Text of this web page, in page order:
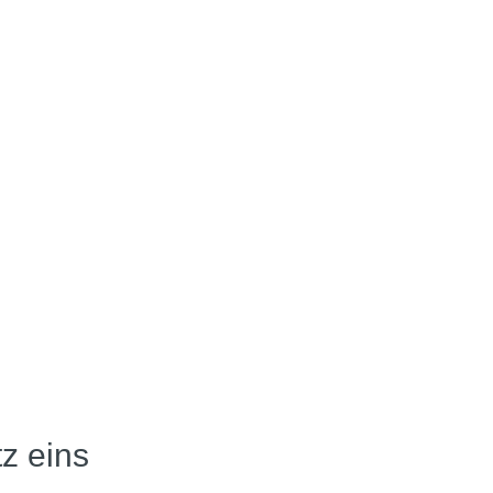
eins